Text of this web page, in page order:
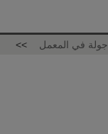
جولة في المعمل >>